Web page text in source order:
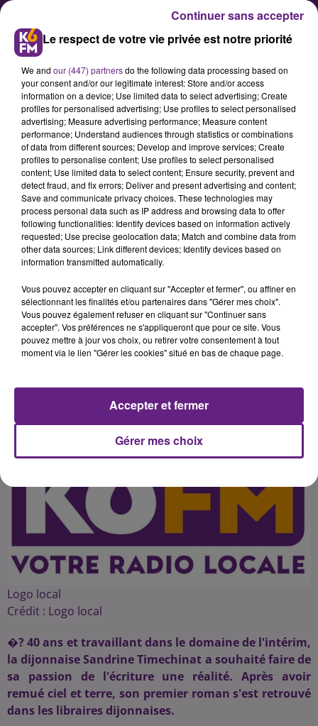
Littérature : une romancière
dijonnaise se lance dans le grand
bain
à 40 ans et travaillant dans le
domaine de l'intérim, la dijonnaise
Sandrine Timechinat a souhaité
réalité. Après avoir remué ciel et
terre, son premier roman s'est
retrouvé dans les libraires
Publié : 26 novembre 2016 à 4h28 par 45
Logo local
Crédit : Logo local
�? 40 ans et travaillant dans le domaine de l'intérim,
la dijonnaise Sandrine Timechinat a souhaité faire de
sa passion de l'écriture une réalité. Après avoir
remué ciel et terre, son premier roman s'est retrouvé
dans les libraires dijonnaises.
Le respect de votre vie privée est notre priorité
We and our (447) partnersdo the following data processing based on
your consent and/or our legitimate interest: Store and/or access
information on a device; Use limited data to select advertising; Create
profiles for personalised advertising; Use profiles to select personalised
advertising; Measure advertising performance; Measure content
performance; Understand audiences through statistics or combinations
of data from different sources; Develop and improve services; Create
profiles to personalise content; Use profiles to select personalised
content; Use limited data to select content; Ensure security, prevent and
detect fraud, and fix errors; Deliver and present advertising and content;
Save and communicate privacy choices. These technologies may
process personal data such as IP address and browsing data to offer
following functionalities: Identify devices based on information actively
requested; Use precise geolocation data; Match and combine data from
other data sources; Link different devices; Identify devices based on
information transmitted automatically.
Vous pouvez accepter en cliquant sur "Accepter et fermer", ou affiner en
sélectionnant les finalités et/ou partenaires dans "Gérer mes choix".
Vous pouvez également refuser en cliquant sur "Continuer sans
accepter". Vos préférences ne s'appliqueront que pour ce site. Vous
pouvez mettre à jour vos choix, ou retirer votre consentement à tout
moment via le lien "Gérer les cookies" situé en bas de chaque page.
Gérer mes choix
Accepter et fermer
Continuer sans accepter